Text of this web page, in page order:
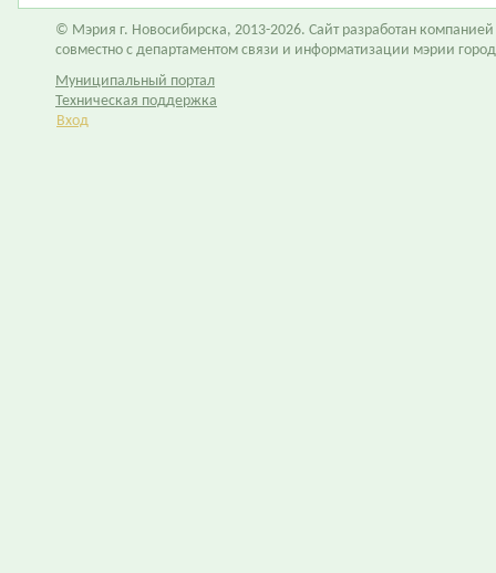
© Мэрия г. Новосибирска, 2013-2026. Сайт разработан компанией
совместно с департаментом связи и информатизации мэрии
Муниципальный портал
Техническая поддержка
Вход